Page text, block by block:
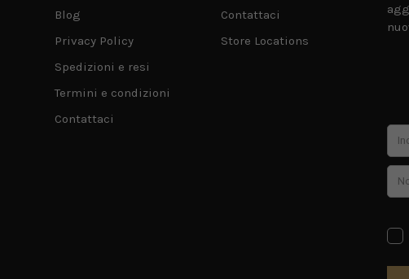
Blog
Privacy Policy
Spedizioni e resi
Termini e condizioni
Contattaci
Contattaci
Store Locations